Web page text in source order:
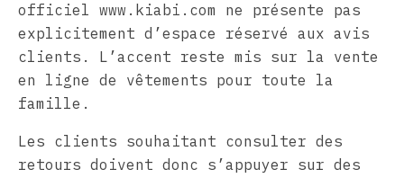
officiel www.kiabi.com ne présente pas
explicitement d’espace réservé aux avis
clients. L’accent reste mis sur la vente
en ligne de vêtements pour toute la
famille.
Les clients souhaitant consulter des
retours doivent donc s’appuyer sur des